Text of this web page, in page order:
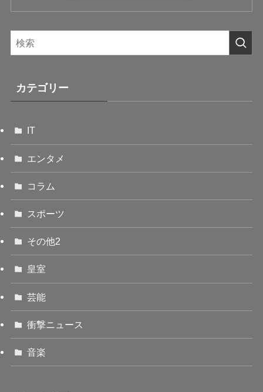
カテゴリー
IT
エンタメ
コラム
スポーツ
その他2
皇室
芸能
衝撃ニュース
音楽